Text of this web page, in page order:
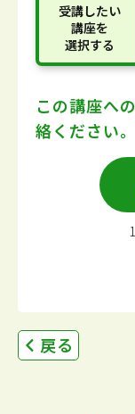
受講したい
講座を
選択する
この講座へ
絡ください。
戻る